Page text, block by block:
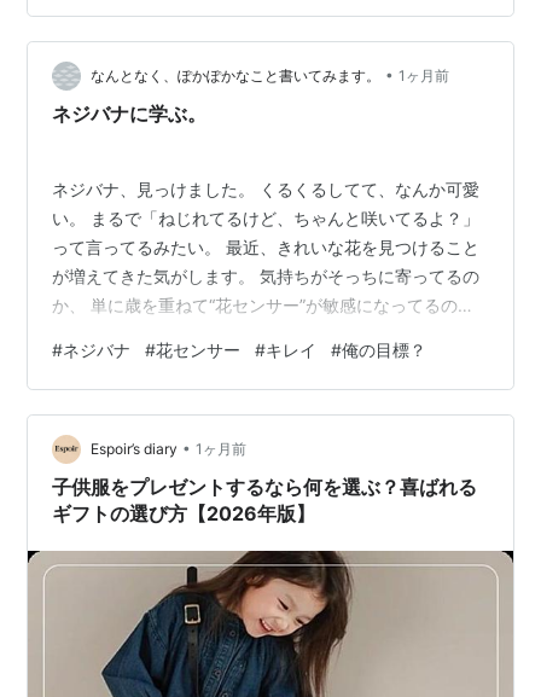
サイズやカラーも、オンラインショップなら見つかるこ
とがあります。 ③ セールやクーポンが多い オンライン
限定セールやクーポンが配布されることも多く、お得に
購入しやすいのが魅力です。…
なんとなく、ぽかぽかなこと書いてみます。 • 1ヶ月前
ネジバナに学ぶ。
ネジバナ、見っけました。 くるくるしてて、なんか可愛
い。 まるで「ねじれてるけど、ちゃんと咲いてるよ？」
って言ってるみたい。 最近、きれいな花を見つけること
が増えてきた気がします。 気持ちがそっちに寄ってるの
か、 単に歳を重ねて“花センサー”が敏感になってるの
い。 で、ふと思ったんです。 花を見て「キレイだなー」
って思う。 もしかして、素直な人間になってきたってこ
と？ （いや、単に花に弱くなってるだけかも。） ネジバ
ナみたいに、ちょっとねじれてても、 ちゃんと咲いてる
感じで。 まっすぐじゃなくても、見た人が「いいね」っ
て笑顔になるように。 そ…
#ネジバナ #花センサー #キレイ #俺の目標？
Espoir’s diary • 1ヶ月前
子供服をプレゼントするなら何を選ぶ？喜ばれる
ギフトの選び方【2026年版】